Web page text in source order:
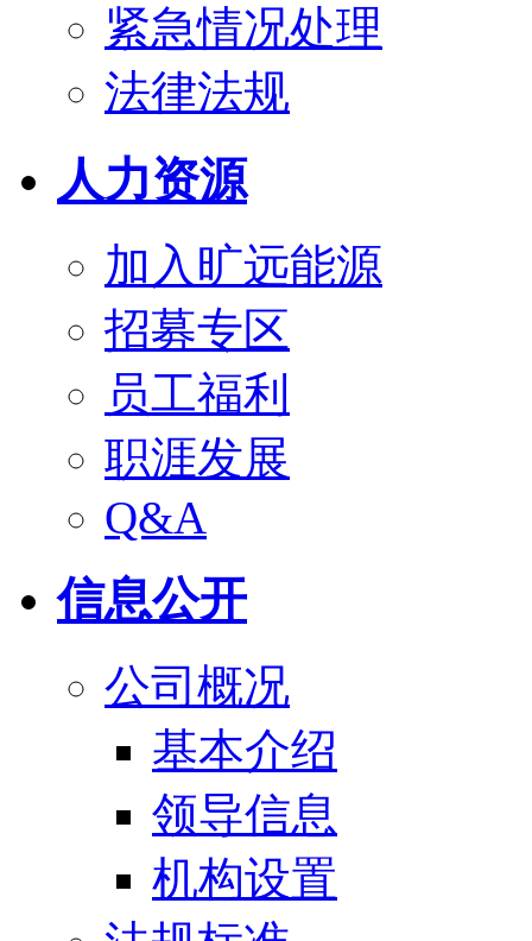
紧急情况处理
法律法规
人力资源
加入旷远能源
招募专区
员工福利
职涯发展
Q&A
信息公开
公司概况
基本介绍
领导信息
机构设置